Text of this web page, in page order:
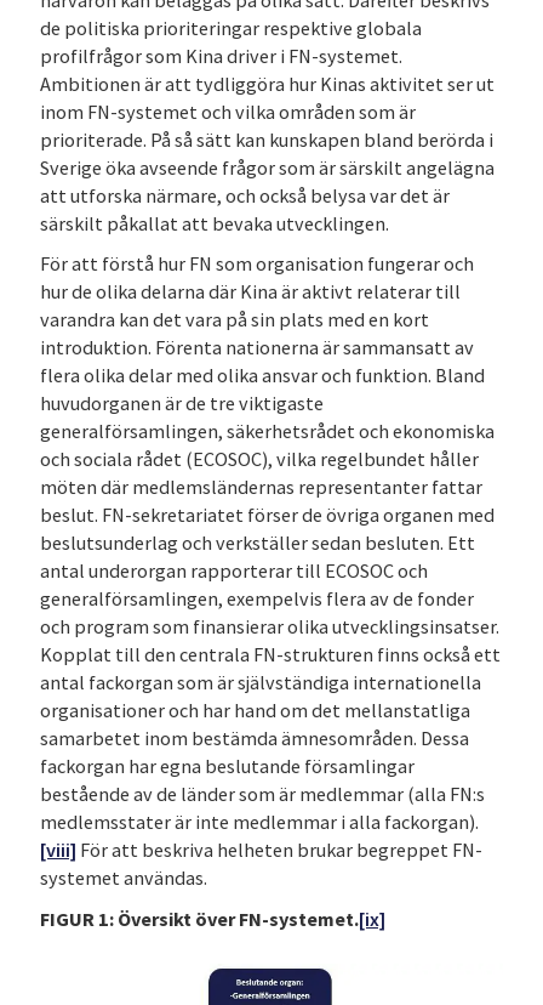
de politiska prioriteringar respektive globala
profilfrågor som Kina driver i FN-systemet.
Ambitionen är att tydliggöra hur Kinas aktivitet ser ut
inom FN-systemet och vilka områden som är
prioriterade. På så sätt kan kunskapen bland berörda i
Sverige öka avseende frågor som är särskilt angelägna
att utforska närmare, och också belysa var det är
särskilt påkallat att bevaka utvecklingen.
För att förstå hur FN som organisation fungerar och
hur de olika delarna där Kina är aktivt relaterar till
varandra kan det vara på sin plats med en kort
introduktion. Förenta nationerna är sammansatt av
flera olika delar med olika ansvar och funktion. Bland
huvudorganen är de tre viktigaste
generalförsamlingen, säkerhetsrådet och ekonomiska
och sociala rådet (ECOSOC), vilka regelbundet håller
möten där medlemsländernas representanter fattar
beslut. FN-sekretariatet förser de övriga organen med
beslutsunderlag och verkställer sedan besluten. Ett
antal underorgan rapporterar till ECOSOC och
generalförsamlingen, exempelvis flera av de fonder
och program som finansierar olika utvecklingsinsatser.
Kopplat till den centrala FN-strukturen finns också ett
antal fackorgan som är självständiga internationella
organisationer och har hand om det mellanstatliga
samarbetet inom bestämda ämnesområden. Dessa
fackorgan har egna beslutande församlingar
bestående av de länder som är medlemmar (alla FN:s
medlemsstater är inte medlemmar i alla fackorgan).
[viii] För att beskriva helheten brukar begreppet FN-
systemet användas.
FIGUR 1: Översikt över FN-systemet.[ix]